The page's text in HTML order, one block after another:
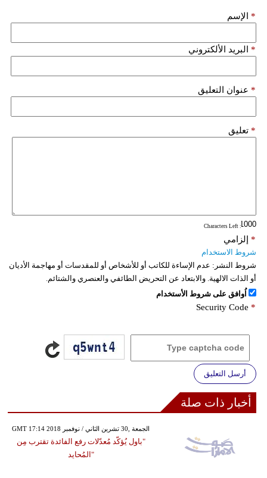
الإسم *
البريد الألكتروني *
عنوان التعليق *
تعليق *
: Characters Left
إلزامي *
شروط الاستخدام
شروط النشر: عدم الإساءة للكاتب أو للأشخاص أو للمقدسات أو مهاجمة الأديان
أو الذات الالهية. والابتعاد عن التحريض الطائفي والعنصري والشتائم.
اُوافق على شروط الأستخدام
Security Code *
أرسل التعليق
أخبار ذات صلة
GMT 17:14 2018 الجمعة ,30 تشرين الثاني / نوفمبر
"باول يُؤكّد مُعدّلات رفع الفائدة تقترب مِن
"المُحايد